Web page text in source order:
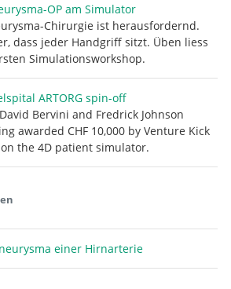
OP am Simulator
Chirurgie ist herausfordernd.
dass jeder Handgriff sitzt. Üben liess
Simulationsworkshop.
ARTORG spin-off
Bervini and Fredrick Johnson
awarded CHF 10,000 by Venture Kick
the 4D patient simulator.
einer Hirnarterie